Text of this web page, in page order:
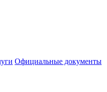
Официальные документы